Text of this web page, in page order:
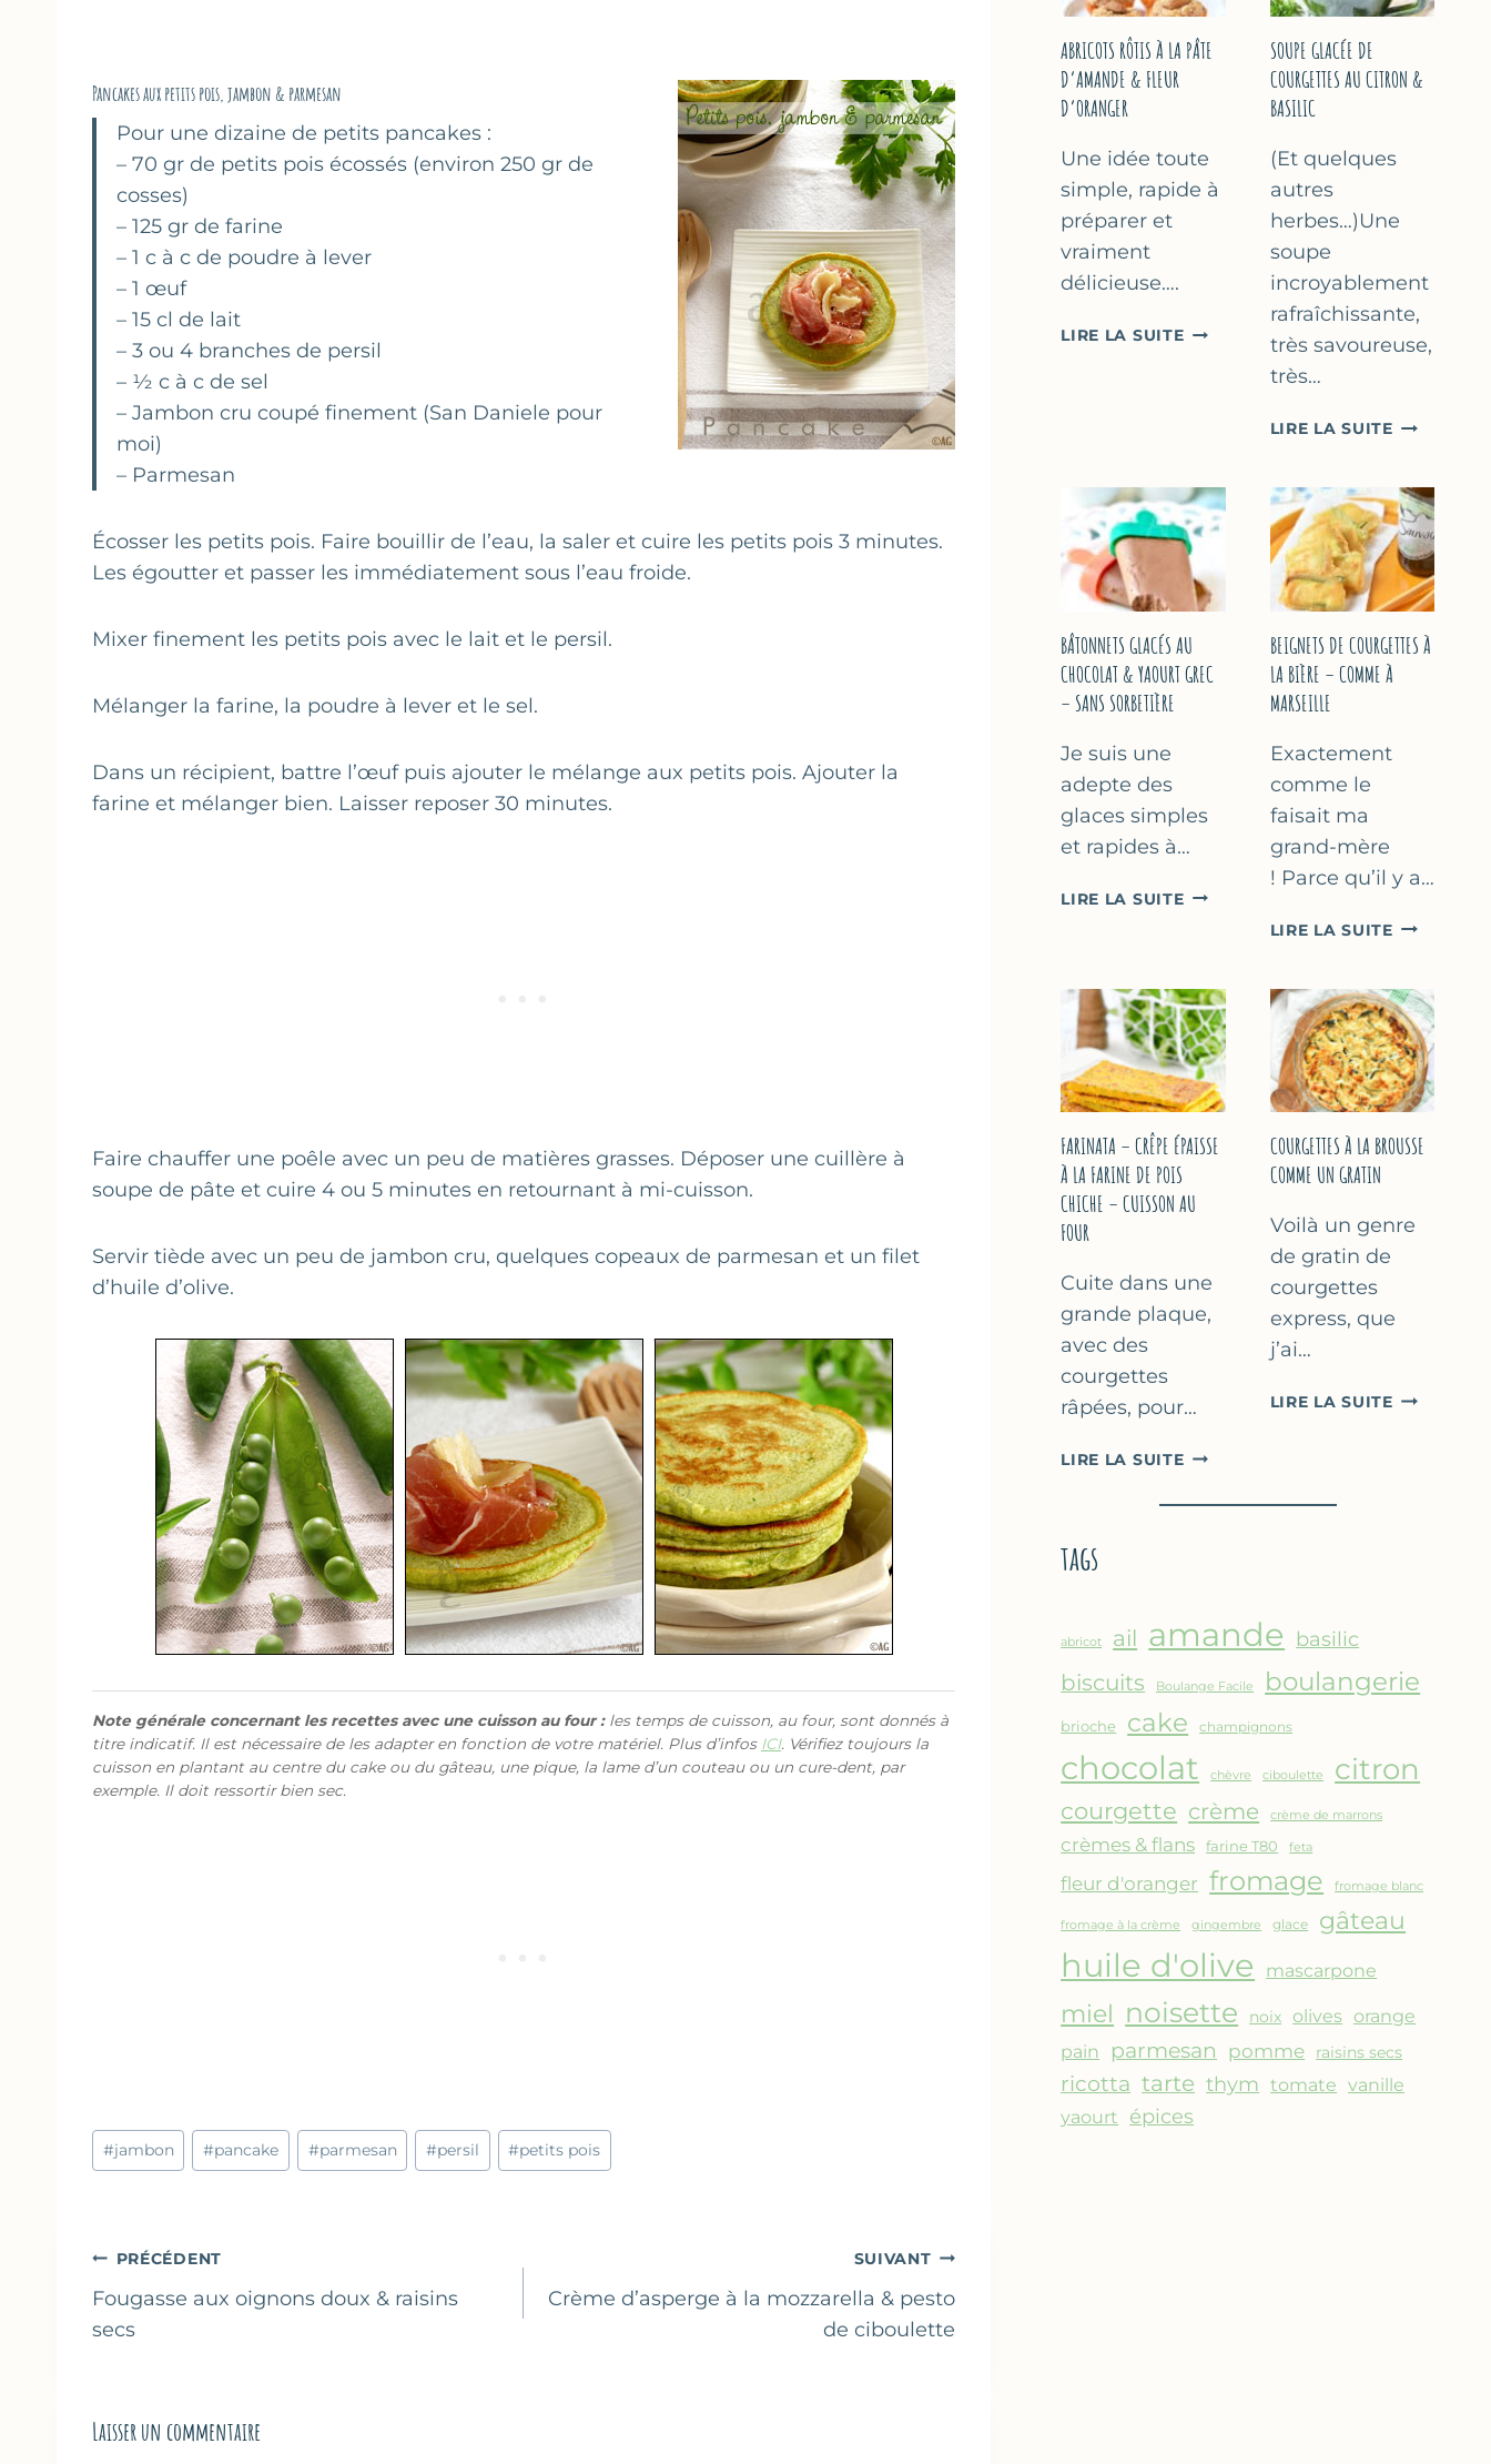
Pancakes aux petits pois, jambon & parmesan
Pour une dizaine de petits pancakes :
– 70 gr de petits pois écossés (environ 250 gr de
cosses)
– 125 gr de farine
– 1 c à c de poudre à lever
– 1 œuf
– 15 cl de lait
– 3 ou 4 branches de persil
– ½ c à c de sel
– Jambon cru coupé finement (San Daniele pour
moi)
– Parmesan
Écosser les petits pois. Faire bouillir de l’eau, la saler et cuire les petits pois 3 minutes.
Les égoutter et passer les immédiatement sous l’eau froide.
Mixer finement les petits pois avec le lait et le persil.
Mélanger la farine, la poudre à lever et le sel.
Dans un récipient, battre l’œuf puis ajouter le mélange aux petits pois. Ajouter la
farine et mélanger bien. Laisser reposer 30 minutes.
Faire chauffer une poêle avec un peu de matières grasses. Déposer une cuillère à
soupe de pâte et cuire 4 ou 5 minutes en retournant à mi-cuisson.
Servir tiède avec un peu de jambon cru, quelques copeaux de parmesan et un filet
d’huile d’olive.
Note générale concernant les recettes avec une cuisson au four :les temps de cuisson, au four, sont donnés à
titre indicatif. Il est nécessaire de les adapter en fonction de votre matériel. Plus d’infos ICI. Vérifiez toujours la
cuisson en plantant au centre du cake ou du gâteau, une pique, la lame d’un couteau ou un cure-dent, par
exemple. Il doit ressortir bien sec.
Étiquettes
de
#jambon #pancake #parmesan #persil #petits pois
Navigation
de
l’article
PRÉCÉDENT
Fougasse aux oignons doux & raisins
secs
SUIVANT
Crème d’asperge à la mozzarella & pesto
de ciboulette
Laisser un commentaire
NOISETTES
SUCRÉ
ABRICOTS RÔTIS À LA PÂTE
D’AMANDE & FLEUR
D’ORANGER
Une idée toute
simple, rapide à
préparer et
vraiment
délicieuse….
LIRE LA SUITEABRICOTS
&
FLEUR
D’ORANGER
SOUPE GLACÉE DE
COURGETTES AU CITRON &
BASILIC
(Et quelques
autres
herbes…)Une
soupe
incroyablement
rafraîchissante,
très savoureuse,
très…
LIRE LA SUITESOUPE
AU
CITRON
&
BASILIC
BÂTONNETS GLACÉS AU
CHOCOLAT & YAOURT GREC
– SANS SORBETIÈRE
Je suis une
adepte des
glaces simples
et rapides à…
LIRE LA SUITEBÂTONNETS
&
YAOURT
GREC
–
SANS
BEIGNETS DE COURGETTES À
LA BIÈRE – COMME À
MARSEILLE
Exactement
comme le
faisait ma
grand-mère
! Parce qu’il y a…
LIRE LA SUITEBEIGNETS
À
LA
BIÈRE
–
COMME
MARSEILLE
FARINATA – CRÊPE ÉPAISSE
À LA FARINE DE POIS
CHICHE – CUISSON AU
FOUR
Cuite dans une
grande plaque,
avec des
courgettes
râpées, pour…
LIRE LA SUITEFARINATA
CRÊPE
DE
CHICHE
CUISSON
AU
FOUR
COURGETTES À LA BROUSSE
COMME UN GRATIN
Voilà un genre
de gratin de
courgettes
express, que
j’ai…
LIRE LA SUITE
tags
abricot ail amande basilic
biscuits Boulange Facile boulangerie
brioche cake champignons
chocolat chèvre ciboulette citron
courgette crème crème de marrons
crèmes & flans farine T80 feta
fleur d'oranger fromage fromage blanc
fromage à la crème gingembre glace gâteau
huile d'olive mascarpone
miel noisette noix olives orange
pain
parmesan pomme raisins secs
ricotta tarte thym tomate vanille
yaourt épices